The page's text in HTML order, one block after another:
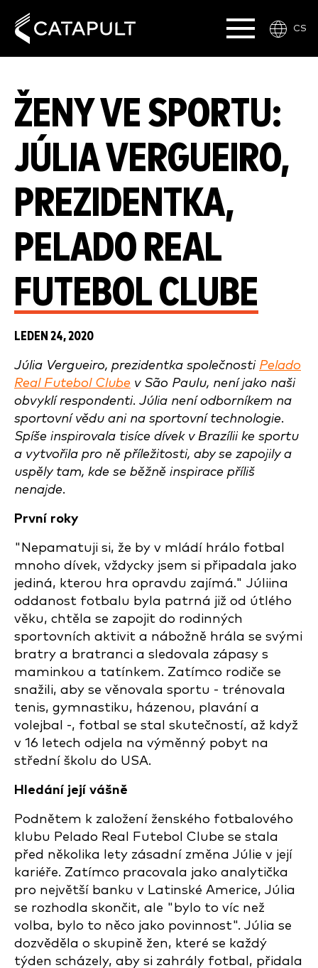
CS
ŽENY VE SPORTU:
JÚLIA VERGUEIRO,
PREZIDENTKA,
PELADO REAL
FUTEBOL CLUBE
LEDEN 24, 2020
Júlia Vergueiro, prezidentka společnosti Pelado
Real Futebol Clube v São Paulu, není jako naši
obvyklí respondenti. Júlia není odborníkem na
sportovní vědu ani na sportovní technologie.
Spíše inspirovala tisíce dívek v Brazílii ke sportu
a vytvořila pro ně příležitosti, aby se zapojily a
uspěly tam, kde se běžně inspirace příliš
nenajde.
První roky
"Nepamatuji si, že by v mládí hrálo fotbal
mnoho dívek, vždycky jsem si připadala jako
jediná, kterou hra opravdu zajímá." Júliina
oddanost fotbalu byla patrná již od útlého
věku, chtěla se zapojit do rodinných
sportovních aktivit a nábožně hrála se svými
bratry a bratranci a sledovala zápasy s
maminkou a tatínkem. Zatímco rodiče se
snažili, aby se věnovala sportu - trénovala
tenis, gymnastiku, házenou, plavání a
volejbal -, fotbal se stal skutečností, až když
v 16 letech odjela na výměnný pobyt na
střední školu do USA.
Hledání její vášně
Podnětem k založení ženského fotbalového
klubu Pelado Real Futebol Clube se stala
před několika lety zásadní změna Júlie v její
kariéře. Zatímco pracovala jako analytička
pro největší banku v Latinské Americe, Júlia
se rozhodla skončit, ale "bylo to víc než
volba, bylo to něco jako povinnost". Júlia se
dozvěděla o skupině žen, které se každý
týden scházely, aby si zahrály fotbal, přidala